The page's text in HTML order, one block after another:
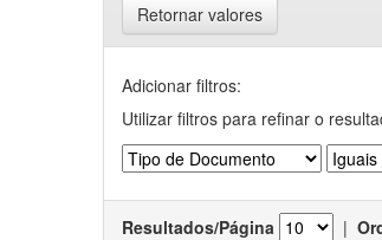
Retornar valores
Adicionar filtros:
Utilizar filtros para refinar o
Resultados/Página |